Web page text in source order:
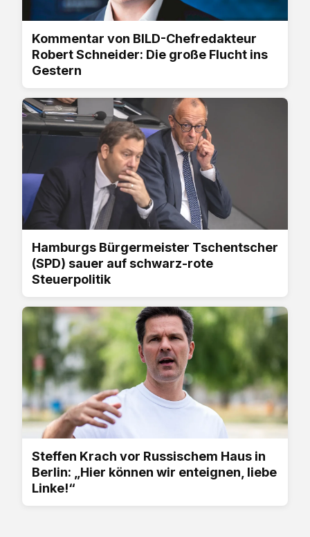
Kommentar von BILD-Chefredakteur
Robert Schneider: Die große Flucht ins
Gestern
Hamburgs Bürgermeister Tschentscher
(SPD) sauer auf schwarz-rote
Steuerpolitik
Steffen Krach vor Russischem Haus in
Berlin: „Hier können wir enteignen, liebe
Linke!“